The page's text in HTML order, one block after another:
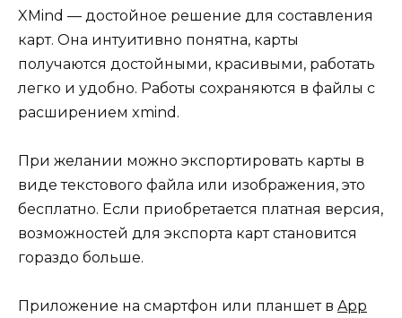
XMind — достойное решение для составления
карт. Она интуитивно понятна, карты
получаются достойными, красивыми, работать
легко и удобно. Работы сохраняются в файлы с
расширением xmind.
При желании можно экспортировать карты в
виде текстового файла или изображения, это
бесплатно. Если приобретается платная версия,
возможностей для экспорта карт становится
гораздо больше.
Приложение на смартфон или планшет в App